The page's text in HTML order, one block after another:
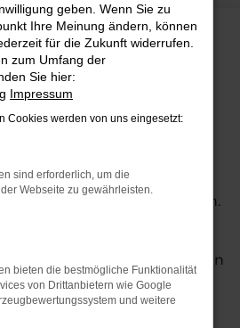
für
Schmidt + Koch
– Die perfekte Wahl für
ist die perfekte Wahl für
Bremervörde ein nahezu
attraktiven Preis suchen.
Ihnen die Qualität und
jedoch zu
Konditionen. Mit nur wenigen
und in einem
sind Škoda Jahreswagen
für Käufer, die von der
geben. Wenn Sie zu
Ihre Meinung ändern, können
für die Zukunft widerrufen.
zum Umfang der
Sie hier:
Impressum
Cookies werden von uns eingesetzt:
sind erforderlich, um die
Webseite zu gewährleisten.
bieten die bestmögliche Funktionalität
von Drittanbietern wie Google
und weitere